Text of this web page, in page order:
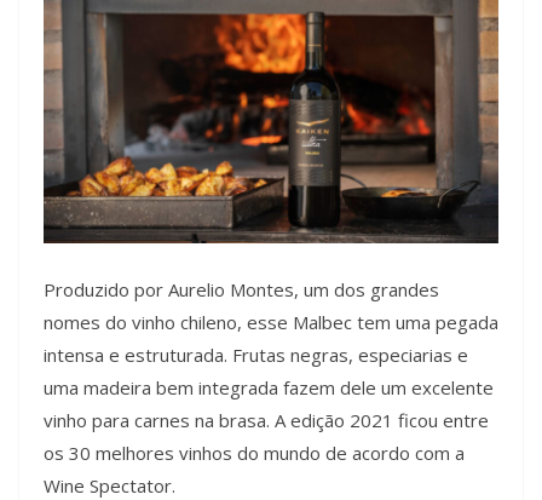
Produzido por Aurelio Montes, um dos grandes
nomes do vinho chileno, esse Malbec tem uma pegada
intensa e estruturada. Frutas negras, especiarias e
uma madeira bem integrada fazem dele um excelente
vinho para carnes na brasa. A edição 2021 ficou entre
os 30 melhores vinhos do mundo de acordo com a
Wine Spectator.